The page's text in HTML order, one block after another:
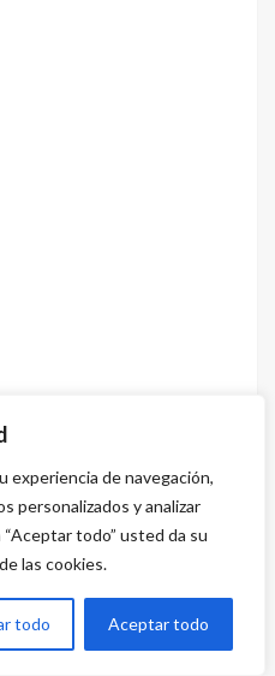
experiencia de navegación,
personalizados y analizar
todo” usted da su
las cookies.
todo Aceptar todo
el Auto Show de